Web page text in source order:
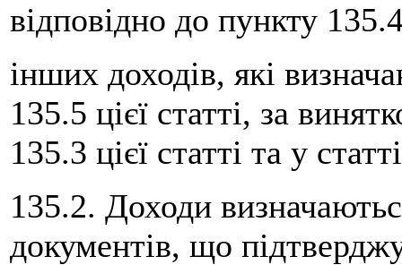
відповідно до пункту 135.4
інших доходів, які
135.5 цієї статті, за
135.3 цієї статті та у
135.2. Доходи
документів, що